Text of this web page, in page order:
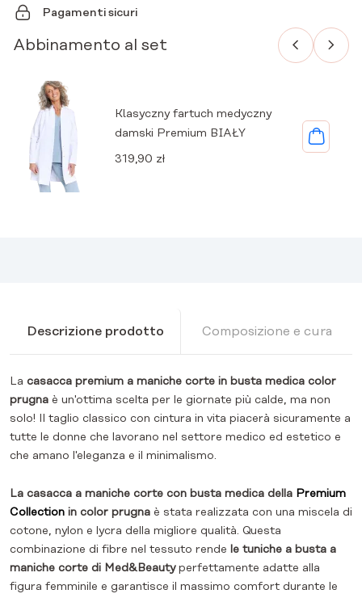
Pagamenti sicuri
Abbinamento al set
Klasyczny fartuch medyczny
damski Premium BIAŁY
319,90 zł
Descrizione prodotto Composizione e cura
La casacca premium a maniche corte in busta medica color
prugna è un'ottima scelta per le giornate più calde, ma non
solo! Il taglio classico con cintura in vita piacerà sicuramente a
tutte le donne che lavorano nel settore medico ed estetico e
che amano l'eleganza e il minimalismo.
La casacca a maniche corte con busta medica della Premium
Collection in color prugna è stata realizzata con una miscela di
cotone, nylon e lycra della migliore qualità. Questa
combinazione di fibre nel tessuto rende le tuniche a busta a
maniche corte di Med&Beautyperfettamente adatte alla
figura femminile e garantisce il massimo comfort durante le